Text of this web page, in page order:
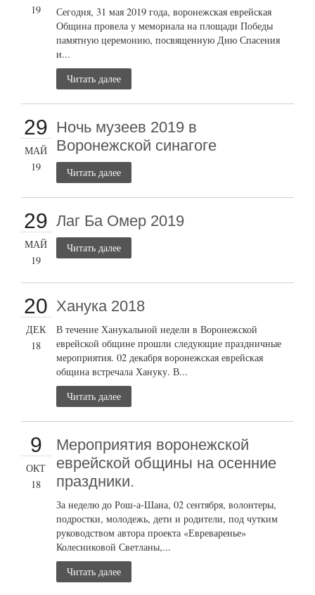
19
Сегодня, 31 мая 2019 года, воронежская еврейская
Община провела у мемориала на площади Победы
памятную церемонию, посвященную Дню Спасения
и...
Читать далее
29
МАЙ
19
Ночь музеев 2019 в
Воронежской синагоге
Читать далее
29
МАЙ
19
Лаг Ба Омер 2019
Читать далее
20
ДЕК
18
Ханука 2018
В течение Ханукальной недели в Воронежской
еврейской общине прошли следующие праздничные
мероприятия. 02 декабря воронежская еврейская
община встречала Хануку. В...
Читать далее
9
ОКТ
18
Мероприятия воронежской
еврейской общины на осенние
праздники.
За неделю до Рош-а-Шана, 02 сентября, волонтеры,
подростки, молодежь, дети и родители, под чутким
руководством автора проекта «Евреваренье»
Колесниковой Светланы,...
Читать далее